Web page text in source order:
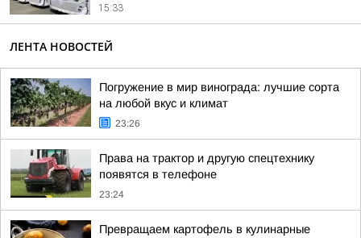
15:33
ЛЕНТА НОВОСТЕЙ
Погружение в мир винограда: лучшие сорта
на любой вкус и климат
23:26
Права на трактор и другую спецтехнику
появятся в телефоне
23:24
Превращаем картофель в кулинарные